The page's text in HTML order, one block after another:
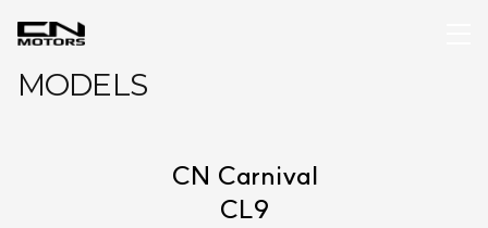
MODELS
CN Carnival
CL9